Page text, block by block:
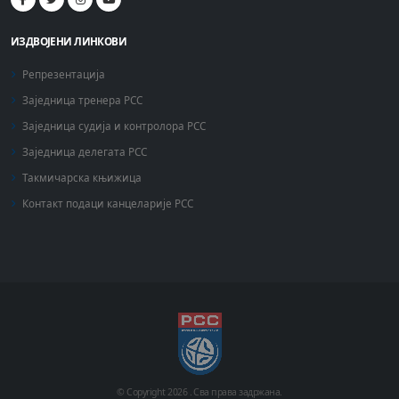
ИЗДВОЈЕНИ ЛИНКОВИ
Репрезентација
Заједница тренера РСС
Заједница судија и контролора РСС
Заједница делегата РСС
Такмичарска књижица
Контакт подаци канцеларије РСС
© Copyright2026 . Сва права задржана.